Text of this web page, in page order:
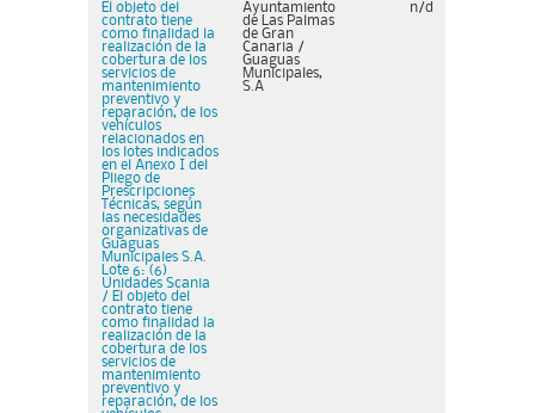
El objeto del
contrato tiene
como finalidad la
realización de la
cobertura de los
servicios de
mantenimiento
preventivo y
reparación, de los
vehículos
relacionados en
los lotes indicados
en el Anexo I del
Pliego de
Prescripciones
Técnicas, según
las necesidades
organizativas de
Guaguas
Municipales S.A.
Lote 6: (6)
Unidades Scania
/ El objeto del
contrato tiene
como finalidad la
realización de la
cobertura de los
servicios de
mantenimiento
preventivo y
reparación, de los
Ayuntamiento
de Las Palmas
de Gran
Canaria /
Guaguas
Municipales,
S.A
n/d